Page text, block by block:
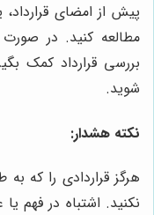
پیش از امضای
مطالعه کنید. در
بررسی قرارداد کمک
شوید.
نکته هشدار:
هرگز قراردادی را که
نکنید. اشتباه در فهم